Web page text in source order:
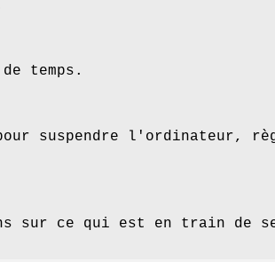
temps.
suspendre l'ordinateur,
sur ce qui est en train de